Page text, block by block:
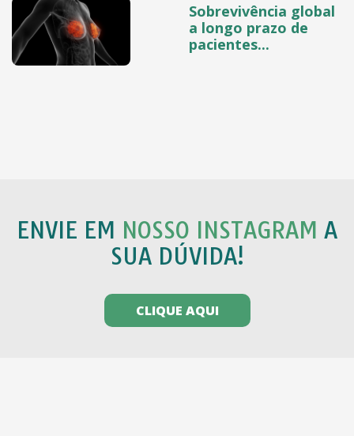
Sobrevivência global
a longo prazo de
pacientes...
ENVIE EM NOSSO INSTAGRAM A
SUA DÚVIDA!
CLIQUE AQUI